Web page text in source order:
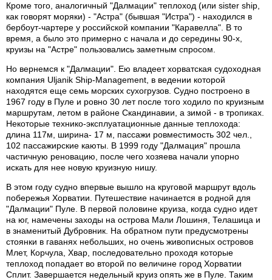
Кроме того, аналогичный "Далмации" теплоход (или sister ship,
как говорят моряки) - "Астра" (бывшая "Истра") - находился в
бербоут-чартере у российской компании "Каравелла". В то
время, а было это примерно с начала и до середины 90-х,
круизы на "Астре" пользовались заметным спросом.
Но вернемся к "Далмации". Ею владеет хорватская судоходная
компания Uljanik Ship-Management, в ведении которой
находятся еще семь морских сухогрузов. Судно построено в
1967 году в Пуле и ровно 30 лет после того ходило по круизным
маршрутам, летом в районе Скандинавии, а зимой - в тропиках.
Некоторые технико-эксплуатационные данные теплохода:
длина 117м, ширина- 17 м, пассажи ровместимость 302 чел.,
102 пассажирские каюты. В 1999 году "Далмация" прошла
частичную реновацию, после чего хозяева начали упорно
искать для нее новую круизную нишу.
В этом году судно впервые вышло на круговой маршрут вдоль
побережья Хорватии. Путешествие начинается в родной для
"Далмации" Пуле. В первой половине круиза, когда судно идет
на юг, намечены заходы на острова Мали Лошиня, Телашица и
в знаменитый Дубровник. На обратном пути предусмотрены
стоянки в гаванях небольших, но очень живописных островов
Млет, Корчула, Хвар, последовательно проходя которые
теплоход попадает во второй по величине город Хорватии
Сплит. Завершается недельный круиз опять же в Пуле. Таким